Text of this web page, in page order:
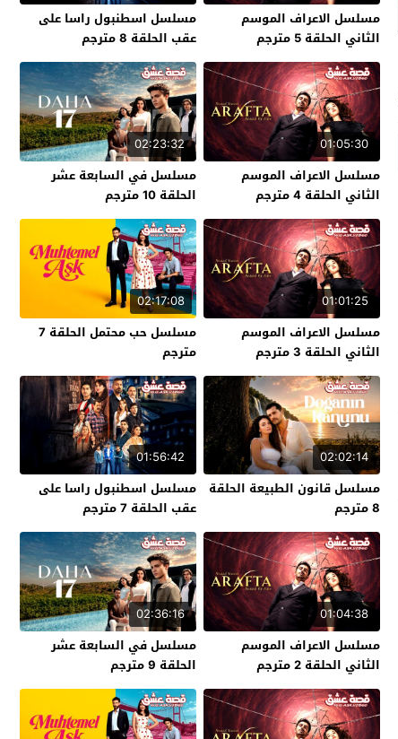
مسلسل الاعراف الموسم
الثاني الحلقة 5 مترجم
مسلسل اسطنبول راسا على
عقب الحلقة 8 مترجم
01:05:30
مسلسل الاعراف الموسم
الثاني الحلقة 4 مترجم
02:23:32
مسلسل في السابعة عشر
الحلقة 10 مترجم
01:01:25
مسلسل الاعراف الموسم
الثاني الحلقة 3 مترجم
02:17:08
مسلسل حب محتمل الحلقة 7
مترجم
02:02:14
مسلسل قانون الطبيعة الحلقة
8 مترجم
01:56:42
مسلسل اسطنبول راسا على
عقب الحلقة 7 مترجم
01:04:38
مسلسل الاعراف الموسم
الثاني الحلقة 2 مترجم
02:36:16
مسلسل في السابعة عشر
الحلقة 9 مترجم